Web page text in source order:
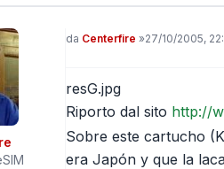
Messaggio
da Centerfire »27/10/2005,
resG.jpg
Riporto dal sito http://
Sobre este cartucho
era Japón y que la